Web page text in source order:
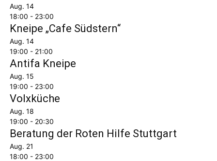
Aug. 14
18:00 - 23:00
Kneipe „Cafe Südstern“
Aug. 14
19:00 - 21:00
Antifa Kneipe
Aug. 15
19:00 - 23:00
Volxküche
Aug. 18
19:00 - 20:30
Beratung der Roten Hilfe Stuttgart
Aug. 21
18:00 - 23:00